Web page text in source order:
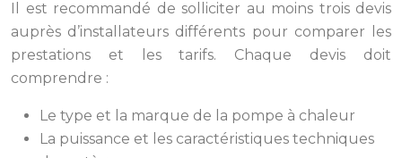
Il est recommandé de solliciter au moins trois devis
auprès d’installateurs différents pour comparer les
prestations et les tarifs. Chaque devis doit
comprendre :
Le type et la marque de la pompe à chaleur
La puissance et les caractéristiques techniques